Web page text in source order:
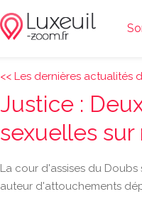
<< Les dernières actualités
Justice :
sexuelles
La cour d'assises du
auteur d'attouchements